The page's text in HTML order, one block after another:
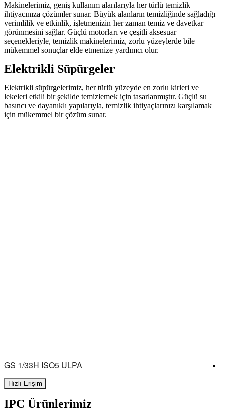
Makinelerimiz, geniş kullanım alanlarıyla her türlü temizlik
ihtiyacınıza çözümler sunar. Büyük alanların temizliğinde sağladığı
verimlilik ve etkinlik, işletmenizin her zaman temiz ve davetkar
görünmesini sağlar. Güçlü motorları ve çeşitli aksesuar
seçenekleriyle, temizlik makinelerimiz, zorlu yüzeylerde bile
mükemmel sonuçlar elde etmenize yardımcı olur.
Elektrikli Süpürgeler
Elektrikli süpürgelerimiz, her türlü yüzeyde en zorlu kirleri ve
lekeleri etkili bir şekilde temizlemek için tasarlanmıştır. Güçlü su
basıncı ve dayanıklı yapılarıyla, temizlik ihtiyaçlarınızı karşılamak
için mükemmel bir çözüm sunar.
GS 1/33H ISO5 ULPA
Hızlı Erişim
IPC Ürünlerimiz